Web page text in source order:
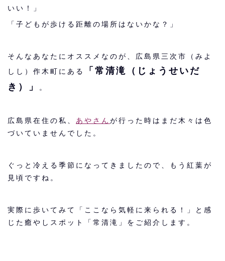
いい！」
「子どもが歩ける距離の場所はないかな？」
そんなあなたにオススメなのが、広島県三次市（みよ
しし）作木町にある
「常清滝（じょうせいだ
き）」
。
広島県在住の私、 あやさん が行った時はまだ木々は色
づいていませんでした。
ぐっと冷える季節になってきましたので、もう紅葉が
見頃ですね。
実際に歩いてみて「ここなら気軽に来られる！」と感
じた癒やしスポット「常清滝」をご紹介します。